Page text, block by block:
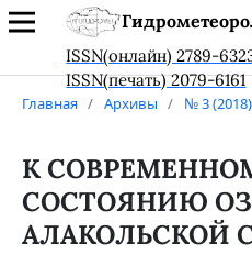
ISSN(онлайн) 2789-
ISSN(печать) 2079-6161
Главная / Архивы / № 3 (2018)
К
СОСТОЯНИЮ
АЛАКОЛЬСКОЙ